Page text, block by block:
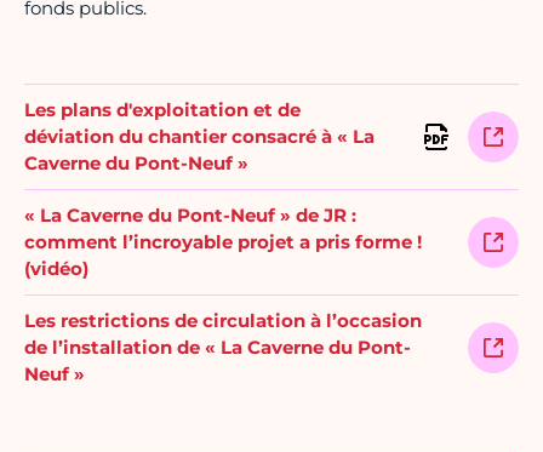
fonds publics.
Les plans d'exploitation et de
déviation du chantier consacré à « La
Caverne du Pont-Neuf »
« La Caverne du Pont-Neuf » de JR :
comment l’incroyable projet a pris forme !
(vidéo)
Les restrictions de circulation à l’occasion
de l’installation de « La Caverne du Pont-
Neuf »